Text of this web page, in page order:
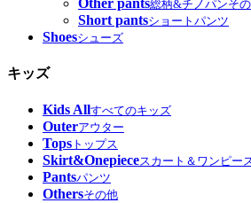
総柄&チノパンそ
Short pantsショートパンツ
Shoesシューズ
キッズ
Kids Allすべてのキッズ
Outerアウター
Tops トップス
Skirt&Onepieceスカート＆ワンピー
Pantsパンツ
Othersその他